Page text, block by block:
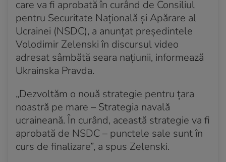
lansate de Rusia în regiunea Doneţk
care va fi aprobată în curând de Consiliul
pentru Securitate Națională și Apărare al
Ucrainei (NSDC), a anunţat președintele
Volodimir Zelenski în discursul video
adresat sâmbătă seara naţiunii, informează
Ukrainska Pravda.
„Dezvoltăm o nouă strategie pentru țara
noastră pe mare – Strategia navală
ucraineană. În curând, această strategie va fi
aprobată de NSDC – punctele sale sunt în
curs de finalizare”, a spus Zelenski.